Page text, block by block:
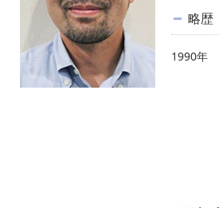
略歴
1990年